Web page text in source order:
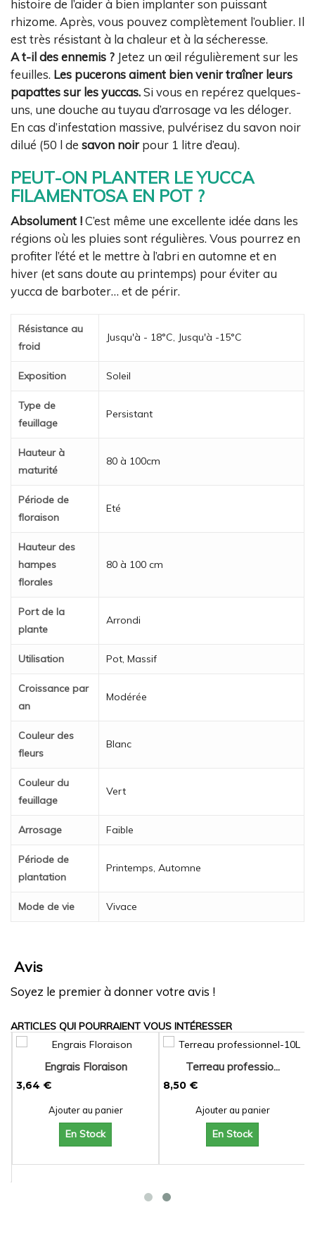
histoire de l’aider à bien implanter son puissant
rhizome. Après, vous pouvez complètement l’oublier. Il
est très résistant à la chaleur et à la sécheresse.
A t-il des ennemis ? Jetez un œil régulièrement sur les
feuilles. Les pucerons aiment bien venir traîner leurs
papattes sur les yuccas.Si vous en repérez quelques-
uns, une douche au tuyau d’arrosage va les déloger.
En cas d’infestation massive, pulvérisez du savon noir
dilué (50 l de savon noir pour 1 litre d’eau).
PEUT-ON PLANTER LE YUCCA
FILAMENTOSA EN POT ?
Absolument !C’est même une excellente idée dans les
régions où les pluies sont régulières. Vous pourrez en
profiter l’été et le mettre à l’abri en automne et en
hiver (et sans doute au printemps) pour éviter au
yucca de barboter… et de périr.
Résistance au
froid
Jusqu'à - 18°C, Jusqu'à -15°C
Exposition Soleil
Type de
feuillage
Persistant
Hauteur à
maturité
80 à 100cm
Période de
floraison
Eté
Hauteur des
hampes
florales
80 à 100 cm
Port de la
plante
Arrondi
Utilisation Pot, Massif
Croissance par
an
Modérée
Couleur des
fleurs
Blanc
Couleur du
feuillage
Vert
Arrosage Faible
Période de
plantation
Printemps, Automne
Mode de vie Vivace
Avis
Soyez le premier à donner votre avis !
ARTICLES QUI POURRAIENT VOUS INTÉRESSER
Engrais Floraison
3,64 €
Ajouter au panier
En Stock
Terreau professio...
8,50 €
Ajouter au panier
En Stock